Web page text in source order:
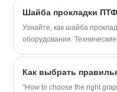
материалов от повреждений. В этой статье мы поговорим
что такое графитовая
Узнайте, как шайба
оборудования.
"How to choose the right